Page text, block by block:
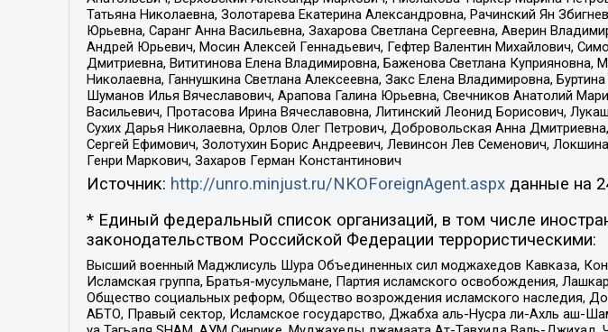
Татьяна Николаевна, Золотарева Екатерина Александровна, Рачинский Ян
Юрьевна, Саранг Анна Васильевна, Захарова Светлана Сергеевна, Аверин
Андрей Юрьевич, Мосин Алексей Геннадьевич, Гефтер Валентин Михайлович,
Дмитриевна, Вититинова Елена Владимировна, Баженова Светлана
Николаевна, Ганнушкина Светлана Алексеевна, Закс Елена Владимировна,
Шуманов Илья Вячеславович, Арапова Галина Юрьевна, Свечников Анатолий
Васильевич, Протасова Ирина Вячеславовна, Литинский Леонид Борисович,
Сухих Дарья Николаевна, Орлов Олег Петрович, Добровольская Анна
Сергей Ефимович, Золотухин Борис Андреевич, Левинсон Лев Семенович,
Генри Маркович, Захаров Герман Константинович
Источник: http://unro.minjust.ru/NKOForeignAgent.aspxданные на
* Единый федеральный список организаций, в том числе
законодательством Российской Федерации террористическими:
Высший военный Маджлисуль Шура Объединенных сил моджахедов Кавказа,
Исламская группа, Братья-мусульмане, Партия исламского освобождения,
Общество социальных реформ, Общество возрождения исламского наследия,
АБТО, Правый сектор, Исламское государство, Джабха аль-Нусра ли-Ахль аш-